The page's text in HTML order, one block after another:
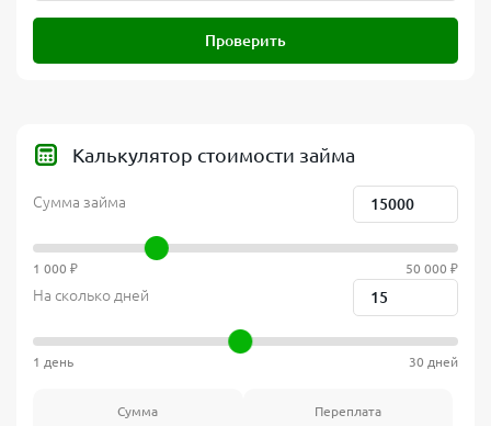
Проверить
Калькулятор стоимости займа
Сумма займа
1 000 ₽ 50 000 ₽
На сколько дней
1 день 30 дней
Сумма Переплата